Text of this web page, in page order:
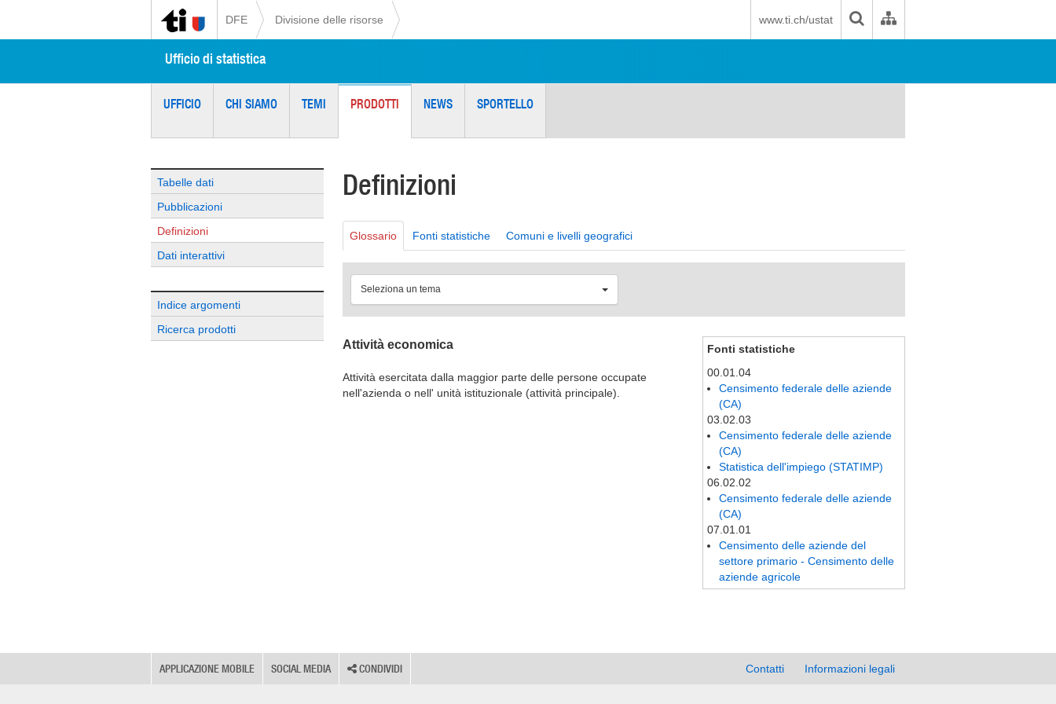
DFE Divisione delle risorse www.ti.ch/ustat
Ufficio di statistica
UFFICIO CHI SIAMO TEMI PRODOTTI NEWS SPORTELLO
Tabelle dati
Pubblicazioni
Definizioni
Dati interattivi
Indice argomenti
Ricerca prodotti
Definizioni
Glossario Fonti statistiche Comuni e livelli geografici
Seleziona un tema
Attività economica
Attività esercitata dalla maggior parte delle persone occupate
nell'azienda o nell' unità istituzionale (attività principale).
Fonti statistiche
00.01.04
Censimento federale delle aziende
(CA)
03.02.03
Censimento federale delle aziende
(CA)
Statistica dell'impiego (STATIMP)
06.02.02
Censimento federale delle aziende
(CA)
07.01.01
Censimento delle aziende del
settore primario - Censimento delle
aziende agricole
APPLICAZIONE MOBILE SOCIAL MEDIA CONDIVIDI Contatti Informazioni legali